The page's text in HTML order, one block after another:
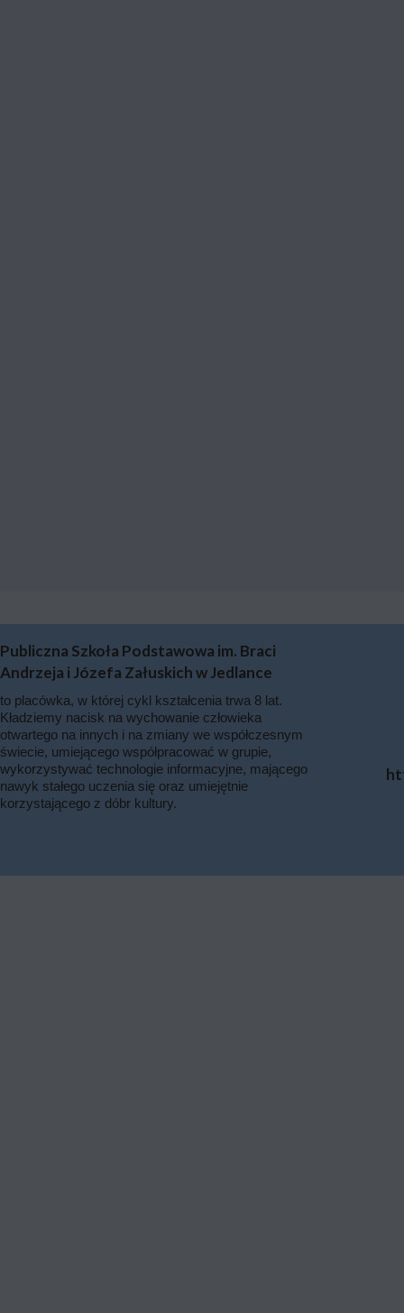
to placówka, w której cykl kształcenia trwa 8 lat.
Kładziemy nacisk na wychowanie człowieka
otwartego na innych i na zmiany we współczesnym
świecie, umiejącego współpracować w grupie,
wykorzystywać technologie informacyjne, mającego
nawyk stałego uczenia się oraz umiejętnie
korzystającego z dóbr kultury.
Publiczna Szkoła Podstawowa im. Braci
Andrzeja i Józefa Załuskich w Jedlance